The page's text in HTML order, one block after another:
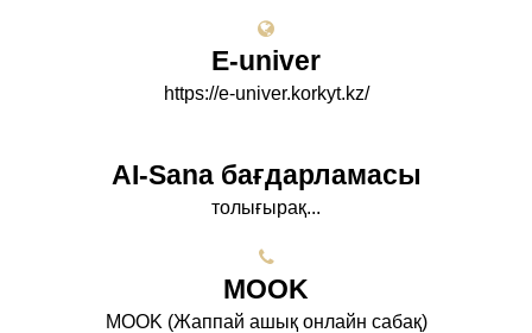
E-univer
https://e-univer.korkyt.kz/
AI-Sana бағдарламасы
толығырақ...
МООK
МООK (Жаппай ашық онлайн сабақ)